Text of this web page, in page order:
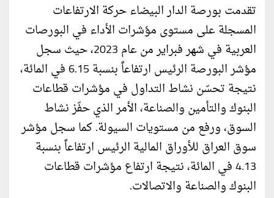
تقدمت بورصة الدار البيضاء حركة الارتفاعات
المسجلة على مستوى مؤشرات الأداء في البورصات
العربية في شهر فبراير من عام 2023، حيث سجل
مؤشر البورصة الرئيس ارتفاعاً بنسبة 6.15 في المائة،
نتيجة تحسّن نشاط التداول في مؤشرات قطاعات
البنوك والتأمين والصناعة، الأمر الذي حفّز نشاط
السوق، ورفع من مستويات السيولة. كما سجل مؤشر
سوق العراق للأوراق المالية الرئيس ارتفاعاً بنسبة
4.13 في المائة، نتيجة ارتفاع مؤشرات قطاعات
البنوك والصناعة والاتصالات.